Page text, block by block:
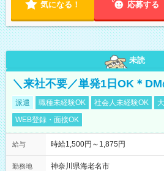
気になる！ 応募する
未読
＼来社不要／単発1日OK＊
派遣 職種未経験OK 社会人未経験OK
WEB登録・面接OK
給与 時給1,500円～1,875円
勤務地
神奈川県海老名市